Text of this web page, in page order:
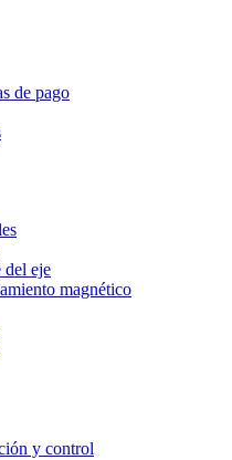
de pago
del eje
magnético
y control